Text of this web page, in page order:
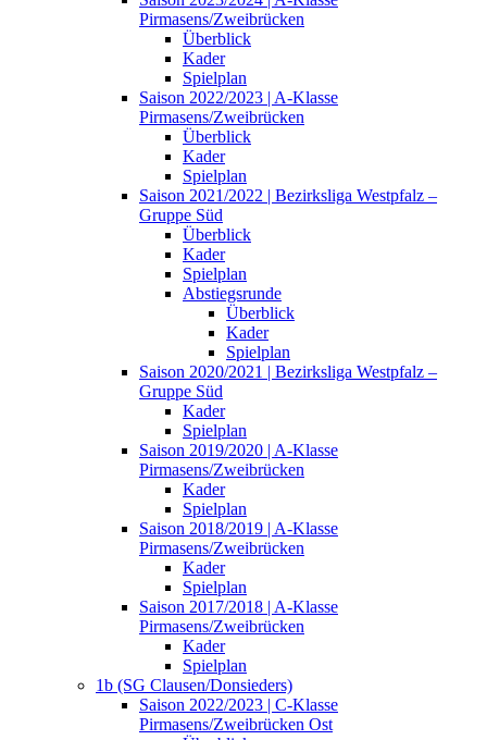
Pirmasens/Zweibrücken
Überblick
Kader
Spielplan
Saison 2022/2023 | A-Klasse
Pirmasens/Zweibrücken
Überblick
Kader
Spielplan
Saison 2021/2022 | Bezirksliga Westpfalz –
Gruppe Süd
Überblick
Kader
Spielplan
Abstiegsrunde
Überblick
Kader
Spielplan
Saison 2020/2021 | Bezirksliga Westpfalz –
Gruppe Süd
Kader
Spielplan
Saison 2019/2020 | A-Klasse
Pirmasens/Zweibrücken
Kader
Spielplan
Saison 2018/2019 | A-Klasse
Pirmasens/Zweibrücken
Kader
Spielplan
Saison 2017/2018 | A-Klasse
Pirmasens/Zweibrücken
Kader
Spielplan
1b (SG Clausen/Donsieders)
Saison 2022/2023 | C-Klasse
Pirmasens/Zweibrücken Ost